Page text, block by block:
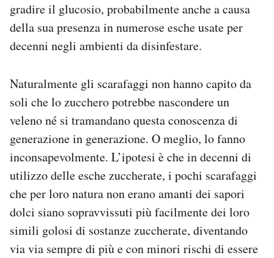
gradire il glucosio, probabilmente anche a causa
della sua presenza in numerose esche usate per
decenni negli ambienti da disinfestare.
Naturalmente gli scarafaggi non hanno capito da
soli che lo zucchero potrebbe nascondere un
veleno né si tramandano questa conoscenza di
generazione in generazione. O meglio, lo fanno
inconsapevolmente. L’ipotesi è che in decenni di
utilizzo delle esche zuccherate, i pochi scarafaggi
che per loro natura non erano amanti dei sapori
dolci siano sopravvissuti più facilmente dei loro
simili golosi di sostanze zuccherate, diventando
via via sempre di più e con minori rischi di essere